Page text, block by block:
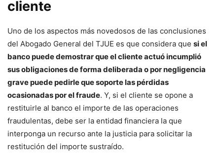
cliente
Uno de los aspectos más novedosos de las conclusiones
del Abogado General del TJUE es que considera que si el
banco puede demostrar que el cliente actuó incumplió
sus obligaciones de forma deliberada o por negligencia
grave puede pedirle que soporte las pérdidas
ocasionadas por el fraude. Y, si el cliente se opone a
restituirle al banco el importe de las operaciones
fraudulentas, debe ser la entidad financiera la que
interponga un recurso ante la justicia para solicitar la
restitución del importe sustraído.